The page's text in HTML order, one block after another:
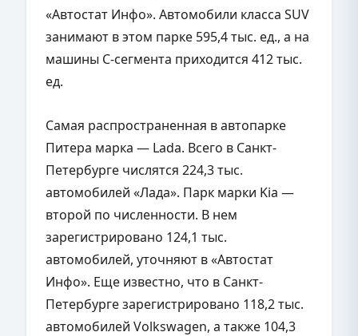
«Автостат Инфо». Автомобили класса SUV
занимают в этом парке 595,4 тыс. ед., а на
машины С-сегмента приходится 412 тыс.
ед.
Самая распространенная в автопарке
Питера марка — Lada. Всего в Санкт-
Петербурге числятся 224,3 тыс.
автомобилей «Лада». Парк марки Kia —
второй по численности. В нем
зарегистрировано 124,1 тыс.
автомобилей, уточняют в «Автостат
Инфо». Еще известно, что в Санкт-
Петербурге зарегистрировано 118,2 тыс.
автомобилей Volkswagen, а также 104,3